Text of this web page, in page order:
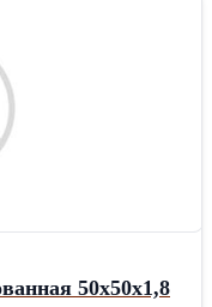
50х50х1,8